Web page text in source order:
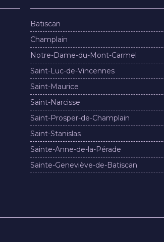
Batiscan
Champlain
Notre-Dame-du-Mont-Carmel
Saint-Luc-de-Vincennes
Saint-Maurice
Saint-Narcisse
Saint-Prosper-de-Champlain
Saint-Stanislas
Sainte-Anne-de-la-Pérade
Sainte-Geneviève-de-Batiscan